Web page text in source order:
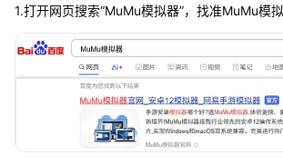
1.打开网页搜索“MuMu模拟器”，找准MuMu模拟